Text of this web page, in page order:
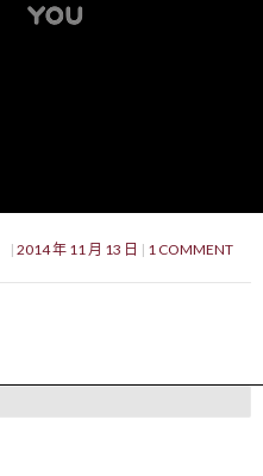
2014 年 11 月 13 日 1 COMMENT